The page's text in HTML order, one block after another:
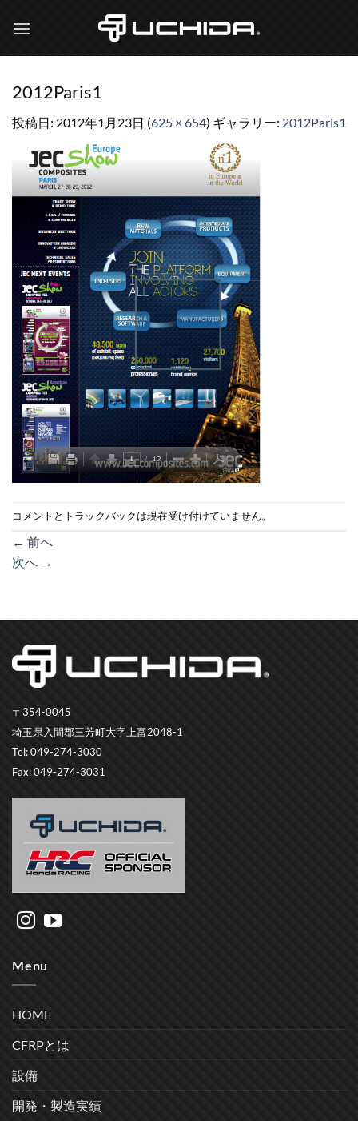
2012Paris1
投稿日: 2012年1月23日 (625 × 654) ギャラリー: 2012Paris1
コメントとトラックバックは現在受け付けていません。
← 前へ
次へ →
〒354-0045
埼玉県入間郡三芳町大字上富2048-1
Tel: 049-274-3030
Fax: 049-274-3031
Menu
HOME
CFRPとは
設備
開発・製造実績